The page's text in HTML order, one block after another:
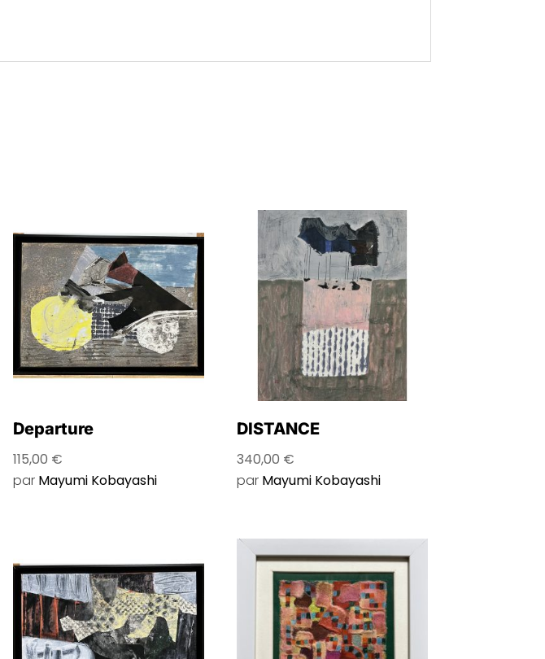
Departure
115,00 €
par Mayumi Kobayashi
DISTANCE
340,00 €
par Mayumi Kobayashi